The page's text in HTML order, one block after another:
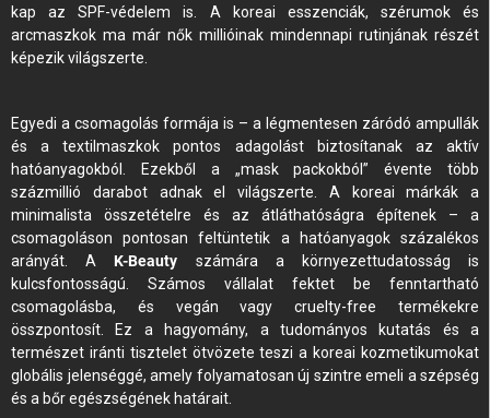
kap az SPF-védelem is. A koreai esszenciák, szérumok és
arcmaszkok ma már nők millióinak mindennapi rutinjának részét
képezik világszerte.
Egyedi a csomagolás formája is – a légmentesen záródó ampullák
és a textilmaszkok pontos adagolást biztosítanak az aktív
hatóanyagokból. Ezekből a „mask packokból” évente több
százmillió darabot adnak el világszerte. A koreai márkák a
minimalista összetételre és az átláthatóságra építenek – a
csomagoláson pontosan feltüntetik a hatóanyagok százalékos
arányát. A K-Beauty számára a környezettudatosság is
kulcsfontosságú. Számos vállalat fektet be fenntartható
csomagolásba, és vegán vagy cruelty-free termékekre
összpontosít. Ez a hagyomány, a tudományos kutatás és a
természet iránti tisztelet ötvözete teszi a koreai kozmetikumokat
globális jelenséggé, amely folyamatosan új szintre emeli a szépség
és a bőr egészségének határait.